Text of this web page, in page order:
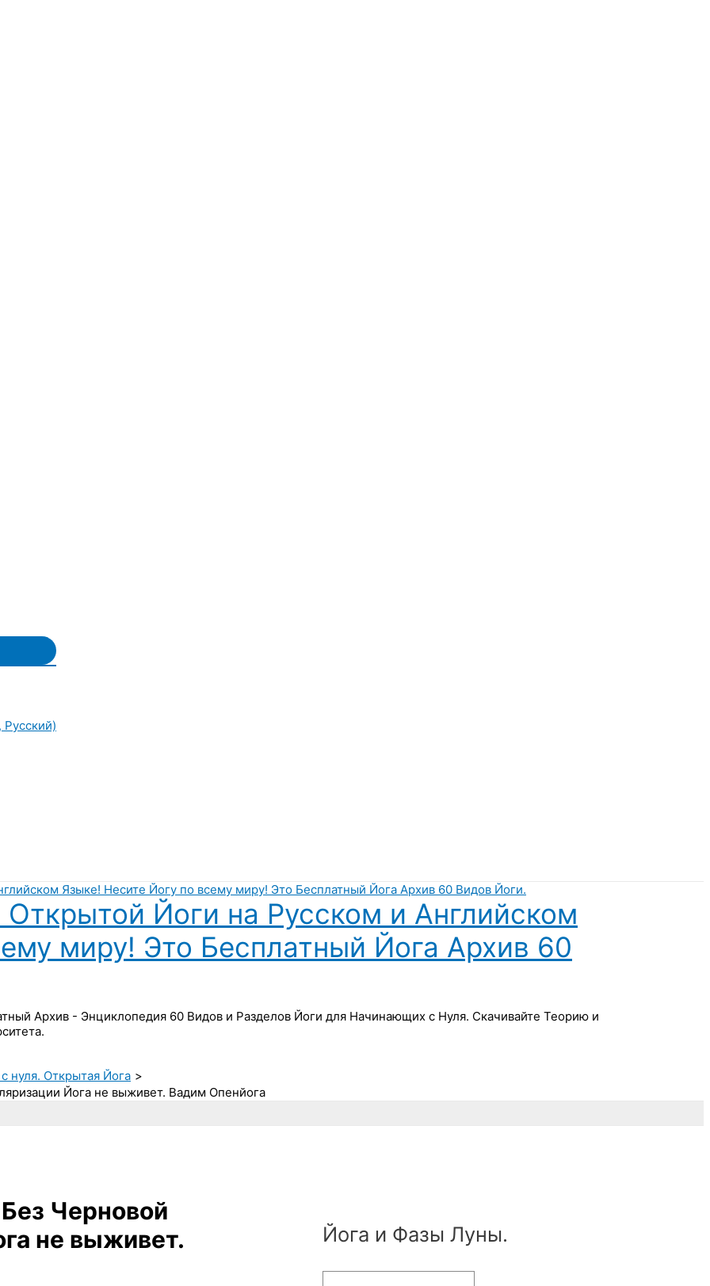
Йоги на Русском и Английском
миру! Это Бесплатный Йога Архив 60
Архив - Энциклопедия 60 Видов и Разделов Йоги для Начинающих с Нуля. Скачивайте Теорию и
нуля. Открытая Йога
Йога не выживет. Вадим Опенйога
Черновой
не выживет.
Йога и Фазы Луны.